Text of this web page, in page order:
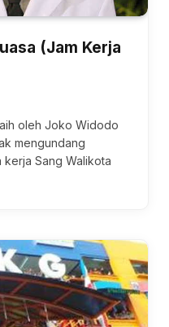
(Jam Kerja
oleh Joko Widodo
mengundang
kerja Sang Walikota